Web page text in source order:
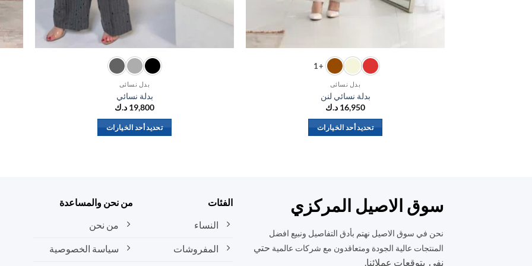
+1
بدل نسائي
بدلة نسائي لنن
16,950 د.ك
تحديد أحد الخيارات
المختلفة
لهذا
يمكن
اختيار
بدل نسائي
بدلة نسائي
19,800 د.ك
تحديد أحد الخيارات
لهذا
المنتج.
اختيار
سوق الاصيل المركزي
نحن في سوق الاصيل نهتم بأدق التفاصيل ونبيع افضل
المنتجات عالية الجودة ومتعاقدون مع شركات عالمية حتي
نفي بتوقعات عملائنا.
الفئات
النساء
المفروشات
من نحن والمساعدة
من نحن
سياسة الخصوصية